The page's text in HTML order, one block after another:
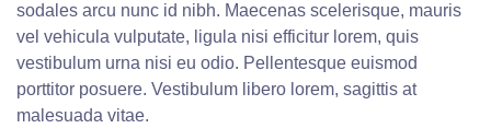
sodales arcu nunc id nibh. Maecenas scelerisque, mauris
vel vehicula vulputate, ligula nisi efficitur lorem, quis
vestibulum urna nisi eu odio. Pellentesque euismod
porttitor posuere. Vestibulum libero lorem, sagittis at
malesuada vitae.